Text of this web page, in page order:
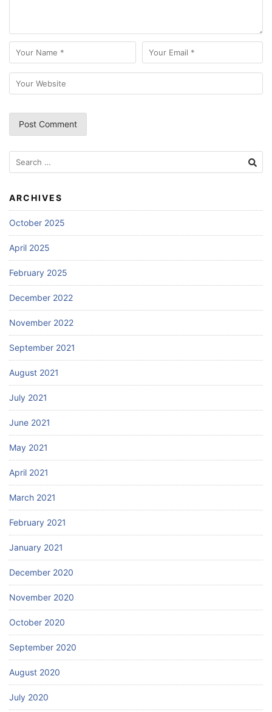
Search
for:
ARCHIVES
October 2025
April 2025
February 2025
December 2022
November 2022
September 2021
August 2021
July 2021
June 2021
May 2021
April 2021
March 2021
February 2021
January 2021
December 2020
November 2020
October 2020
September 2020
August 2020
July 2020